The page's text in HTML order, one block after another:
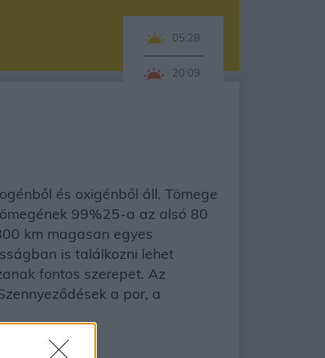
05:28
20:09
és oxigénből áll. Tömege
99%25-a az alsó 80
km magasan egyes
is találkozni lehet
fontos szerepet. Az
a por, a